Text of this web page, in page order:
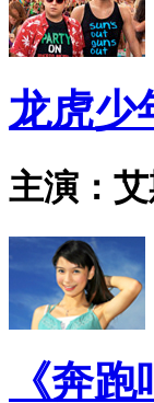
龙虎少
主演：艾
《奔跑